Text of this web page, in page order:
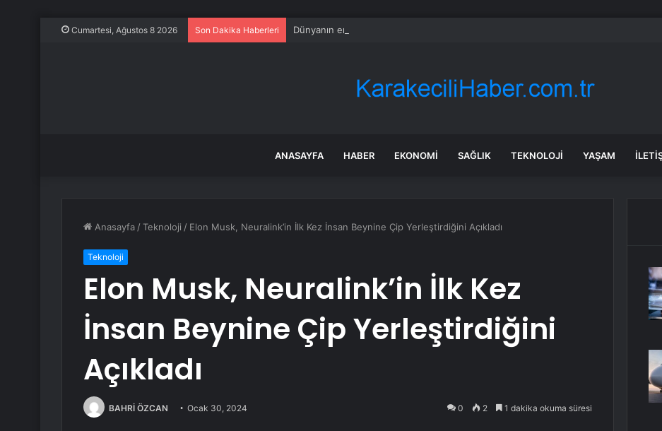
Cumartesi, Ağustos 8 2026 Son Dakika Haberleri Dünyanın en uzun aktarmasız uçuşunda tarihi rekor: 24 saatten fazla havada kaldılar
ANASAYFA HABER EKONOMI SAĞLIK TEKNOLOJI YAŞAM
Anasayfa /Teknoloji / Elon Musk, Neuralink’in İlk Kez İnsan Beynine Çip Yerleştirdiğini Açıkladı
Teknoloji
Elon Musk, Neuralink’in İlk Kez
İnsan Beynine Çip Yerleştirdiğini
Açıkladı
BAHRİ ÖZCAN Ocak 30, 2024 0 2 1 dakika okuma süresi